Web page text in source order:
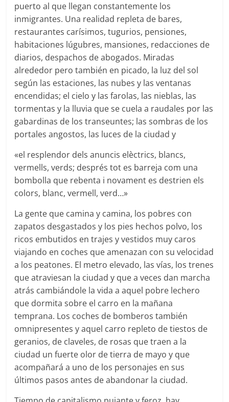
puerto al que llegan constantemente los
inmigrantes. Una realidad repleta de bares,
restaurantes carísimos, tugurios, pensiones,
habitaciones lúgubres, mansiones, redacciones de
diarios, despachos de abogados. Miradas
alrededor pero también en picado, la luz del sol
según las estaciones, las nubes y las ventanas
encendidas; el cielo y las farolas, las nieblas, las
tormentas y la lluvia que se cuela a raudales por las
gabardinas de los transeuntes; las sombras de los
portales angostos, las luces de la ciudad y
«el resplendor dels anuncis elèctrics, blancs,
vermells, verds; després tot es barreja com una
bombolla que rebenta i novament es destrien els
colors, blanc, vermell, verd…»
La gente que camina y camina, los pobres con
zapatos desgastados y los pies hechos polvo, los
ricos embutidos en trajes y vestidos muy caros
viajando en coches que amenazan con su velocidad
a los peatones. El metro elevado, las vías, los trenes
que atraviesan la ciudad y que a veces dan marcha
atrás cambiándole la vida a aquel pobre lechero
que dormita sobre el carro en la mañana
temprana. Los coches de bomberos también
omnipresentes y aquel carro repleto de tiestos de
geranios, de claveles, de rosas que traen a la
ciudad un fuerte olor de tierra de mayo y que
acompañará a uno de los personajes en sus
últimos pasos antes de abandonar la ciudad.